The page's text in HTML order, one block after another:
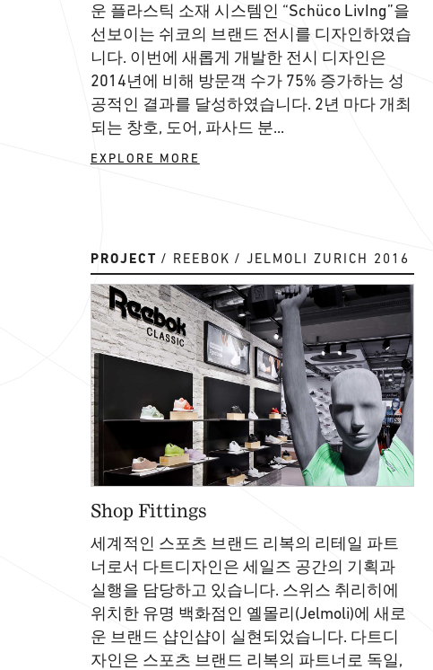
운 플라스틱 소재 시스템인 “Schüco LivIng”을
선보이는 쉬코의 브랜드 전시를 디자인하였습
니다. 이번에 새롭게 개발한 전시 디자인은
2014년에 비해 방문객 수가 75% 증가하는 성
공적인 결과를 달성하였습니다. 2년 마다 개최
되는 창호, 도어, 파사드 분...
EXPLORE MORE
PROJECT REEBOK JELMOLI ZURICH 2016
Shop Fittings
세계적인 스포츠 브랜드 리복의 리테일 파트
너로서 다트디자인은 세일즈 공간의 기획과
실행을 담당하고 있습니다. 스위스 취리히에
위치한 유명 백화점인 옐몰리(Jelmoli)에 새로
운 브랜드 샵인샵이 실현되었습니다. 다트디
자인은 스포츠 브랜드 리복의 파트너로 독일,